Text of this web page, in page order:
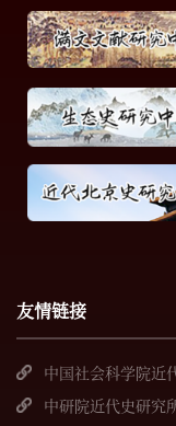
友情链接
中国社会科学院近
所
中研院近代史研究